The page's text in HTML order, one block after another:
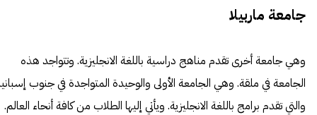
جامعة ماربيلا
وهي جامعة أخرى تقدم مناهج دراسية باللغة الانجليزية. وتتواجد هذه
الجامعة في ملقة. وهي الجامعة الأولى والوحيدة المتواجدة في جنوب
والتي تقدم برامج باللغة الانجليزية. ويأتي إليها الطلاب من كافة أنحاء العالم.